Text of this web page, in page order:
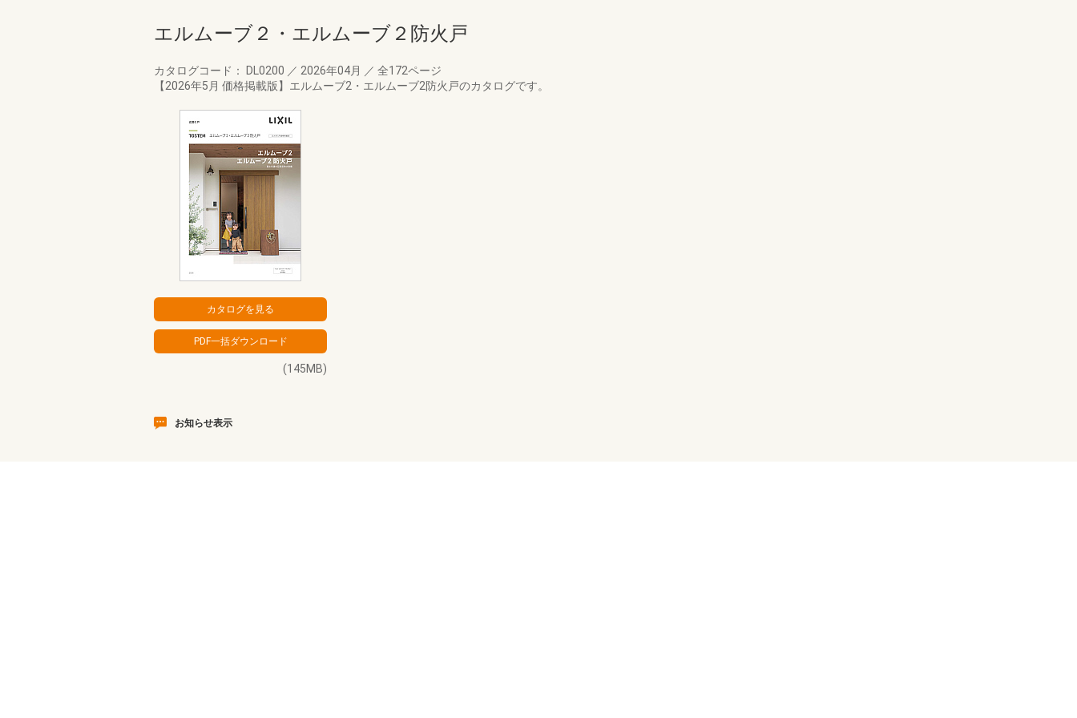
エルムーブ２・エルムーブ２防火戸
カタログコード： DL0200 ／ 2026年04月 ／ 全172ページ
【2026年5月 価格掲載版】エルムーブ2・エルムーブ2防火戸のカタログです。
(145MB)
お知らせ表示